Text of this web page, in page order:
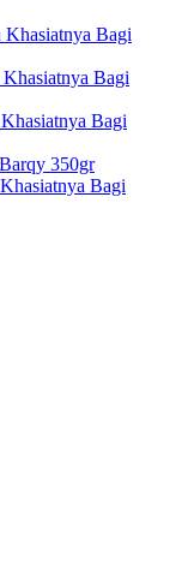
Bagi
Bagi
Bagi
350gr
Bagi